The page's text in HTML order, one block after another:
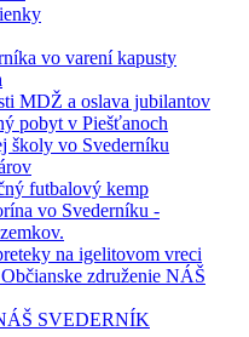
vo varení kapusty
MDŽ a oslava jubilantov
pobyt v Piešťanoch
školy vo Svederníku
futbalový kemp
vo Svederníku -
na igelitovom vreci
združenie NÁŠ
SVEDERNÍK